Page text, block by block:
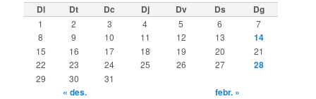
Dl Dt Dc Dj Dv Ds Dg
1 2 3 4 5 6
7
8
9 10 11 12 13 14
15 16 17 18 19 20
21
22
23 24 25 26 27 28
29 30 31
« des. febr. »